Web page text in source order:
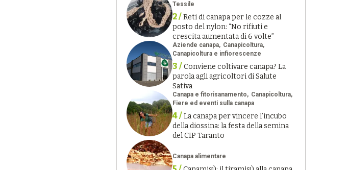
Tessile
2 /Reti di canapa per le cozze al
posto del nylon: “No rifiuti e
crescita aumentata di 6 volte”
Aziende canapa
Canapicoltura
Canapicoltura e infiorescenze
3 /Conviene coltivare canapa? La
parola agli agricoltori di Salute
Sativa
Canapa e fitorisanamento
Canapicoltura
Fiere ed eventi sulla canapa
4 /La canapa per vincere l’incubo
della diossina: la festa della semina
del CIP Taranto
Canapa alimentare